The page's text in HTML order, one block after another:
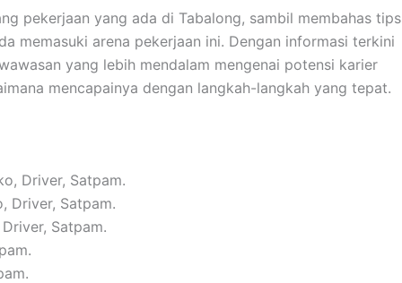
pekerjaan yang ada di Tabalong, sambil membahas tips
memasuki arena pekerjaan ini. Dengan informasi terkini
yang lebih mendalam mengenai potensi karier
mencapainya dengan langkah-langkah yang tepat.
Driver, Satpam.
Driver, Satpam.
Satpam.